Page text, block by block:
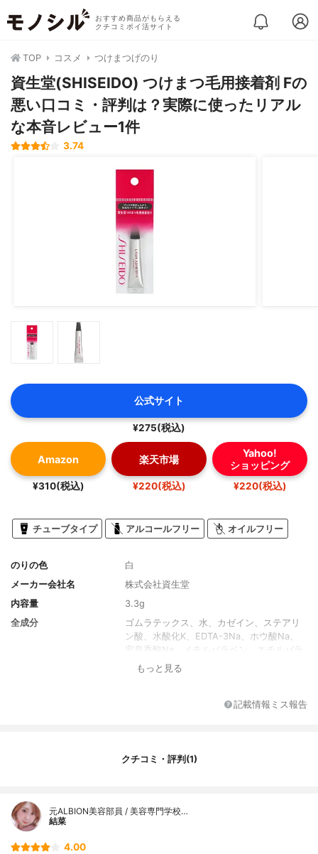
おすすめ商品がもらえる
クチコミポイ活サイト
TOP コスメ つけまつげのり
資生堂(SHISEIDO) つけまつ毛用接着剤 Fの
悪い口コミ・評判は？実際に使ったリアル
な本音レビュー1件
3.74
公式サイト
¥275(税込)
Amazon
¥310(税込)
楽天市場
¥220(税込)
Yahoo!
ショッピング
¥220(税込)
チューブタイプ アルコールフリー オイルフリー
のりの色
白
メーカー会社名
株式会社資生堂
内容量
3.3g
全成分
ゴムラテックス、水、カゼイン、ステアリ
ン酸、水酸化K、EDTA-3Na、ホウ酸Na、
安息香酸Na、メチルパラベン、エチルパラ
ベン、香料
もっと見る
記載情報ミス報告
クチコミ・評判(1)
元ALBION美容部員 / 美容専門学校…
結菜
4.00